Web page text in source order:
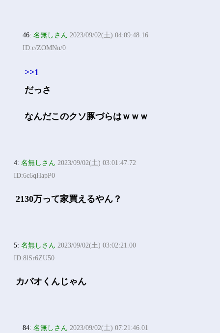
46:名無しさん 2023/09/02(土) 04:09:48.16
ID:c/ZOMNn/0
>>1
だっさ
なんだこのクソ豚づらはｗｗｗ
4:名無しさん 2023/09/02(土) 03:01:47.72
ID:6c6qHapP0
2130万って家買えるやん？
5:名無しさん 2023/09/02(土) 03:02:21.00
ID:8lSr6ZU50
カバオくんじゃん
84:名無しさん 2023/09/02(土) 07:21:46.01